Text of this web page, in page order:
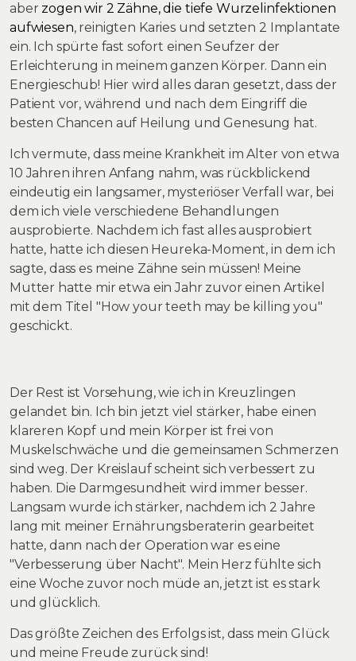
aber zogen wir 2 Zähne, die tiefe Wurzelinfektionen
aufwiesen, reinigten Karies und setzten 2 Implantate
ein. Ich spürte fast sofort einen Seufzer der
Erleichterung in meinem ganzen Körper. Dann ein
Energieschub! Hier wird alles daran gesetzt, dass der
Patient vor, während und nach dem Eingriff die
besten Chancen auf Heilung und Genesung hat.
Ich vermute, dass meine Krankheit im Alter von etwa
10 Jahren ihren Anfang nahm, was rückblickend
eindeutig ein langsamer, mysteriöser Verfall war, bei
dem ich viele verschiedene Behandlungen
ausprobierte. Nachdem ich fast alles ausprobiert
hatte, hatte ich diesen Heureka-Moment, in dem ich
sagte, dass es meine Zähne sein müssen! Meine
Mutter hatte mir etwa ein Jahr zuvor einen Artikel
mit dem Titel "How your teeth may be killing you"
geschickt.
Der Rest ist Vorsehung, wie ich in Kreuzlingen
gelandet bin. Ich bin jetzt viel stärker, habe einen
klareren Kopf und mein Körper ist frei von
Muskelschwäche und die gemeinsamen Schmerzen
sind weg. Der Kreislauf scheint sich verbessert zu
haben. Die Darmgesundheit wird immer besser.
Langsam wurde ich stärker, nachdem ich 2 Jahre
lang mit meiner Ernährungsberaterin gearbeitet
hatte, dann nach der Operation war es eine
"Verbesserung über Nacht". Mein Herz fühlte sich
eine Woche zuvor noch müde an, jetzt ist es stark
und glücklich.
Das größte Zeichen des Erfolgs ist, dass mein Glück
und meine Freude zurück sind!